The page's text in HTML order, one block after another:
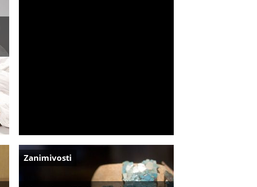
Zanimivosti